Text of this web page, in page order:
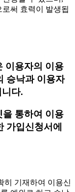
써 효력이 발생됩
이용자의 이용
승낙과 이용자
다.
통하여 이용
가입신청서에
히 기재하여 이용신